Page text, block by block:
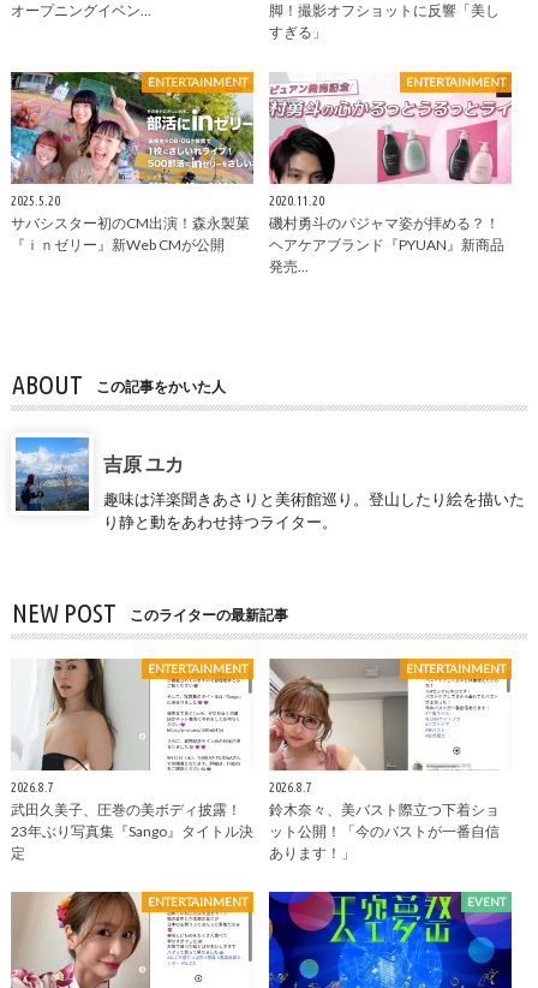
オープニングイベン…
脚！撮影オフショットに反響「美し
すぎる」
ENTERTAINMENT
2025.5.20
サバシスター初のCM出演！森永製菓
『ｉｎゼリー』新Web CMが公開
ENTERTAINMENT
2020.11.20
磯村勇斗のパジャマ姿が拝める？！
ヘアケアブランド『PYUAN』新商品
発売…
ABOUT この記事をかいた人
吉原 ユカ
趣味は洋楽聞きあさりと美術館巡り。登山したり絵を描いた
り静と動をあわせ持つライター。
NEW POST このライターの最新記事
ENTERTAINMENT
2026.8.7
武田久美子、圧巻の美ボディ披露！
23年ぶり写真集『Sango』タイトル決
定
ENTERTAINMENT
2026.8.7
鈴木奈々、美バスト際立つ下着ショ
ット公開！「今のバストが一番自信
あります！」
ENTERTAINMENT EVENT